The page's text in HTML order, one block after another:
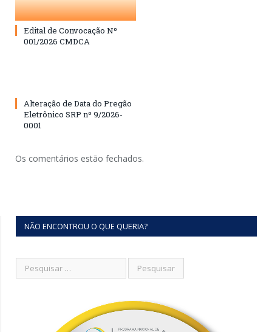
Edital de Convocação Nº
001/2026 CMDCA
Alteração de Data do Pregão
Eletrônico SRP nº 9/2026-
0001
Os comentários estão fechados.
NÃO ENCONTROU O QUE QUERIA?